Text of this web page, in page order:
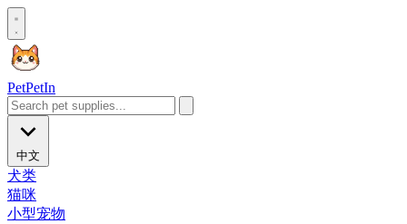
PetPetIn
中文
犬类
猫咪
小型宠物